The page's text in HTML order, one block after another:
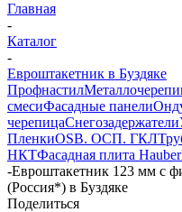
Главная
-
Каталог
-
Евроштакетник в Буздяке
Профнастил
смесиФасадные панели
черепицаСнегозадержатели
ПленкиOSB. ОСП. ГКЛ
НКТФасадная плита
-Евроштакетник 123 мм с
(Россия*) в Буздяке
Поделиться